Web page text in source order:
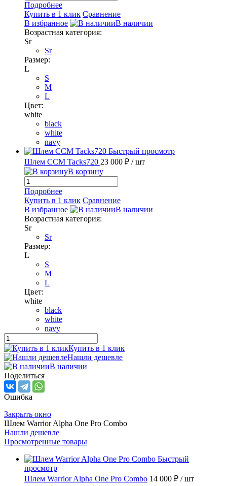
Подробнее
Купить в 1 клик Сравнение
В избранное
В наличии
Возрастная категория:
Sr
Sr
Размер:
L
S
M
L
Цвет:
white
black
white
navy
Быстрый просмотр
Шлем CCM Tacks720 23 000 ₽ / шт
В корзину
Подробнее
Купить в 1 клик Сравнение
В избранное
В наличии
Возрастная категория:
Sr
Sr
Размер:
L
S
M
L
Цвет:
white
black
white
navy
Купить в 1 клик
Нашли дешевле
В наличии
Поделиться
Ошибка
Закрыть окно
Шлем Warrior Alpha One Pro Combo
Нашли дешевле
Просмотренные товары
Быстрый
просмотр
Шлем Warrior Alpha One Pro Combo 14 000 ₽ / шт